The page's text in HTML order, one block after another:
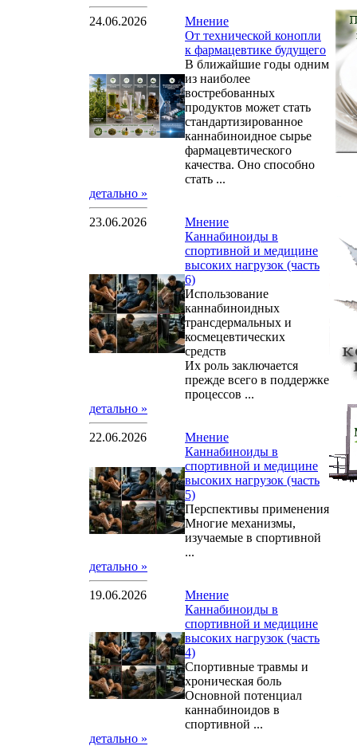
24.06.2026
Мнение
От технической конопли
к фармацевтике будущего
В ближайшие годы одним
из наиболее
востребованных
продуктов может стать
стандартизированное
каннабиноидное сырье
фармацевтического
качества. Оно способно
стать ...
детально »
23.06.2026
Мнение
Каннабиноиды в
спортивной и медицине
высоких нагрузок (часть
6)
Использование
каннабиноидных
трансдермальных и
космецевтических
средств
Их роль заключается
прежде всего в поддержке
процессов ...
детально »
22.06.2026
Мнение
Каннабиноиды в
спортивной и медицине
высоких нагрузок (часть
5)
Перспективы применения
Многие механизмы,
изучаемые в спортивной
...
детально »
19.06.2026
Мнение
Каннабиноиды в
спортивной и медицине
высоких нагрузок (часть
4)
Спортивные травмы и
хроническая боль
Основной потенциал
каннабиноидов в
спортивной ...
детально »